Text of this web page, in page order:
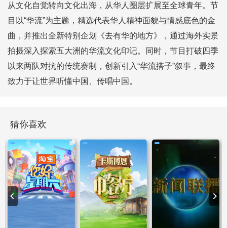
从文化自觉转向文化出海，从华人圈层扩展至全球青年。节
目以“华流”为主题，精选代表华人精神面貌与情感底色的金
曲，并推出全新特别企划《去有华的地方》，通过海外实景
拍摄深入探索五大洲的华流文化印记。同时，节目打破四季
以来两队对抗的传统赛制，创新引入“华流搭子”叙事，最终
致力于让世界听懂中国、传唱中国。
猜你喜欢